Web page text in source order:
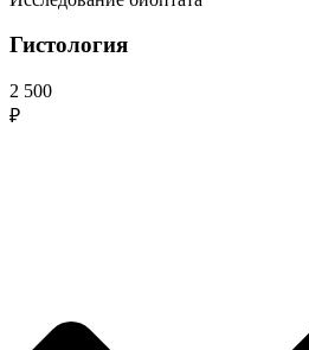
Гистология
2 500
₽